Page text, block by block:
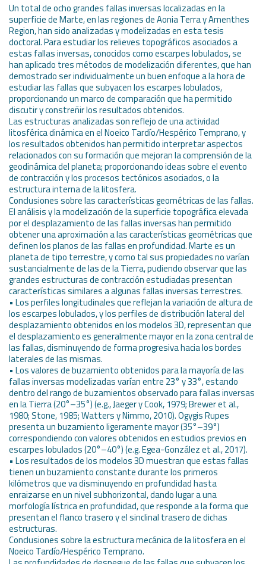
Un total de ocho grandes fallas inversas localizadas en la
superficie de Marte, en las regiones de Aonia Terra y Amenthes
Region, han sido analizadas y modelizadas en esta tesis
doctoral. Para estudiar los relieves topográficos asociados a
estas fallas inversas, conocidos como escarpes lobulados, se
han aplicado tres métodos de modelización diferentes, que han
demostrado ser individualmente un buen enfoque a la hora de
estudiar las fallas que subyacen los escarpes lobulados,
proporcionando un marco de comparación que ha permitido
discutir y constreñir los resultados obtenidos.
Las estructuras analizadas son reflejo de una actividad
litosférica dinámica en el Noeico Tardío/Hespérico Temprano, y
los resultados obtenidos han permitido interpretar aspectos
relacionados con su formación que mejoran la comprensión de la
geodinámica del planeta; proporcionando ideas sobre el evento
de contracción y los procesos tectónicos asociados, o la
estructura interna de la litosfera.
Conclusiones sobre las características geométricas de las fallas.
El análisis y la modelización de la superficie topográfica elevada
por el desplazamiento de las fallas inversas han permitido
obtener una aproximación a las características geométricas que
definen los planos de las fallas en profundidad. Marte es un
planeta de tipo terrestre, y como tal sus propiedades no varían
sustancialmente de las de la Tierra, pudiendo observar que las
grandes estructuras de contracción estudiadas presentan
características similares a algunas fallas inversas terrestres.
• Los perfiles longitudinales que reflejan la variación de altura de
los escarpes lobulados, y los perfiles de distribución lateral del
desplazamiento obtenidos en los modelos 3D, representan que
el desplazamiento es generalmente mayor en la zona central de
las fallas, disminuyendo de forma progresiva hacia los bordes
laterales de las mismas.
• Los valores de buzamiento obtenidos para la mayoría de las
fallas inversas modelizadas varían entre 23° y 33°, estando
dentro del rango de buzamientos observado para fallas inversas
en la Tierra (20°–35°) (e.g., Jaeger y Cook, 1979; Brewer et al.,
1980; Stone, 1985; Watters y Nimmo, 2010). Ogygis Rupes
presenta un buzamiento ligeramente mayor (35°–39°)
correspondiendo con valores obtenidos en estudios previos en
escarpes lobulados (20°–40°) (e.g. Egea-González et al., 2017).
• Los resultados de los modelos 3D muestran que estas fallas
tienen un buzamiento constante durante los primeros
kilómetros que va disminuyendo en profundidad hasta
enraizarse en un nivel subhorizontal, dando lugar a una
morfología lístrica en profundidad, que responde a la forma que
presentan el flanco trasero y el sinclinal trasero de dichas
estructuras.
Conclusiones sobre la estructura mecánica de la litosfera en el
Noeico Tardío/Hespérico Temprano.